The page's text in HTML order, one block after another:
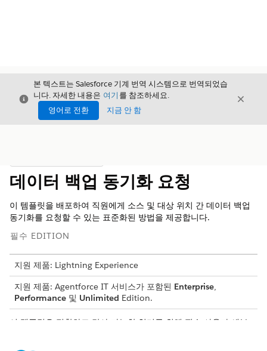
닫기
본 텍스트는 Salesforce 기계 번역 시스템으로 번역되었습
니다. 자세한 내용은 여기 를 참조하세요.
영어로 전환
지금 안 함
닫기
데이터 백업 동기화 요청
이 템플릿을 배포하여 직원에게 소스 및 대상 위치 간 데이터 백업
동기화를 요청할 수 있는 표준화된 방법을 제공합니다.
필수 EDITION
지원 제품: Lightning Experience
지원 제품: Agentforce IT 서비스가 포함된 Enterprise,
Performance 및 Unlimited Edition.
이 템플릿은 정확하고 감사 가능한 처리를 위해 필수 사용자 세부